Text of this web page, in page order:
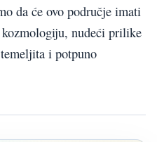
da će ovo područje imati
nudeći prilike
i potpuno